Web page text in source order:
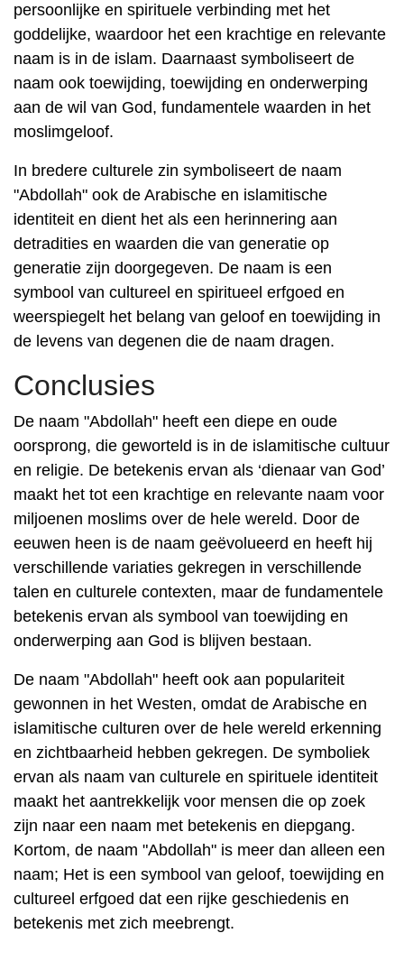
persoonlijke en spirituele verbinding met het
goddelijke, waardoor het een krachtige en relevante
naam is in de islam. Daarnaast symboliseert de
naam ook toewijding, toewijding en onderwerping
aan de wil van God, fundamentele waarden in het
moslimgeloof.
In bredere culturele zin symboliseert de naam
"Abdollah" ook de Arabische en islamitische
identiteit en dient het als een herinnering aan
detradities en waarden die van generatie op
generatie zijn doorgegeven. De naam is een
symbool van cultureel en spiritueel erfgoed en
weerspiegelt het belang van geloof en toewijding in
de levens van degenen die de naam dragen.
Conclusies
De naam "Abdollah" heeft een diepe en oude
oorsprong, die geworteld is in de islamitische cultuur
en religie. De betekenis ervan als ‘dienaar van God’
maakt het tot een krachtige en relevante naam voor
miljoenen moslims over de hele wereld. Door de
eeuwen heen is de naam geëvolueerd en heeft hij
verschillende variaties gekregen in verschillende
talen en culturele contexten, maar de fundamentele
betekenis ervan als symbool van toewijding en
onderwerping aan God is blijven bestaan.
De naam "Abdollah" heeft ook aan populariteit
gewonnen in het Westen, omdat de Arabische en
islamitische culturen over de hele wereld erkenning
en zichtbaarheid hebben gekregen. De symboliek
ervan als naam van culturele en spirituele identiteit
maakt het aantrekkelijk voor mensen die op zoek
zijn naar een naam met betekenis en diepgang.
Kortom, de naam "Abdollah" is meer dan alleen een
naam; Het is een symbool van geloof, toewijding en
cultureel erfgoed dat een rijke geschiedenis en
betekenis met zich meebrengt.